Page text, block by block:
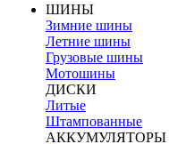
ШИНЫ
Зимние шины
Летние шины
Грузовые шины
Мотошины
ДИСКИ
Литые
Штампованные
АККУМУЛЯТОРЫ